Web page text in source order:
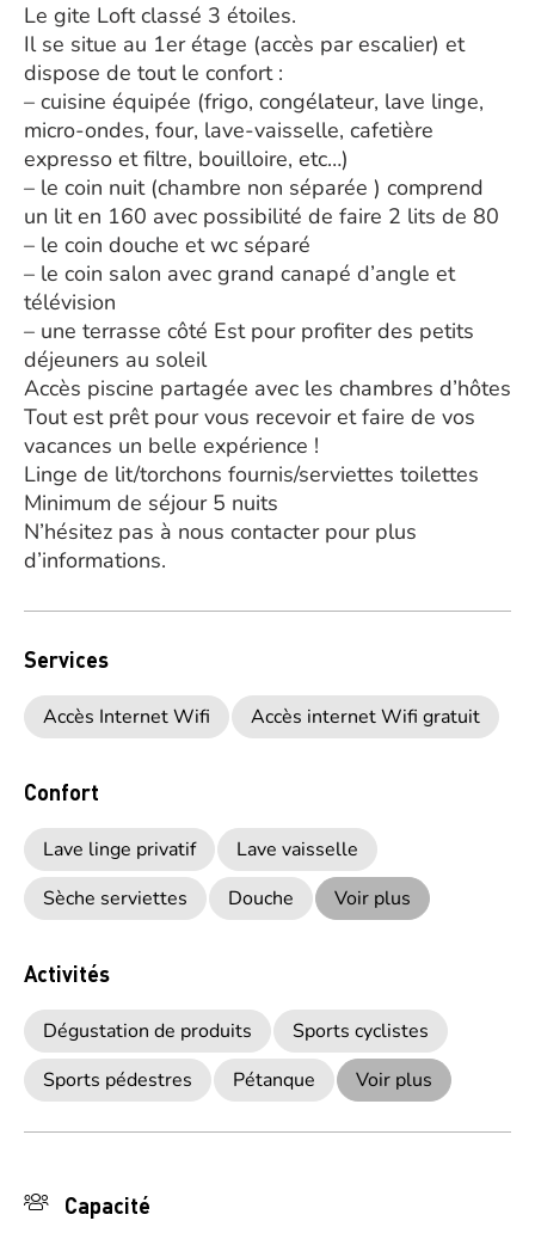
Le gite Loft classé 3 étoiles.
Il se situe au 1er étage (accès par escalier) et
dispose de tout le confort :
– cuisine équipée (frigo, congélateur, lave linge,
micro-ondes, four, lave-vaisselle, cafetière
expresso et filtre, bouilloire, etc…)
– le coin nuit (chambre non séparée ) comprend
un lit en 160 avec possibilité de faire 2 lits de 80
– le coin douche et wc séparé
– le coin salon avec grand canapé d’angle et
télévision
– une terrasse côté Est pour profiter des petits
déjeuners au soleil
Accès piscine partagée avec les chambres d’hôtes
Tout est prêt pour vous recevoir et faire de vos
vacances un belle expérience !
Linge de lit/torchons fournis/serviettes toilettes
Minimum de séjour 5 nuits
N’hésitez pas à nous contacter pour plus
d’informations.
Services
Accès Internet Wifi Accès internet Wifi gratuit
Confort
Lave linge privatif
Lave vaisselle
Sèche serviettes
Douche Voir plus
Activités
Dégustation de produits
Sports cyclistes
Sports pédestres
Pétanque Voir plus
Capacité